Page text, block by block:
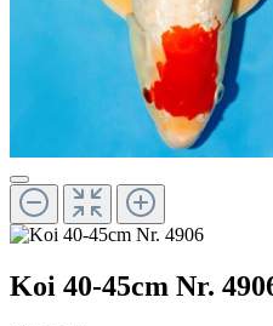
Koi 40-45cm Nr.